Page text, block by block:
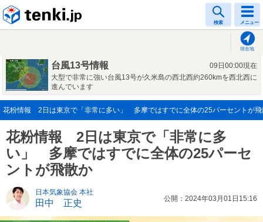
検索 メニュー
現在地
台風13号情報
09日00:00現在
大型で非常に強い台風13号が久米島の西北西約260kmを西北西に
進んでいます
花粉情報 2日は東京で「非常に多い」 多摩ではすでに全体の25パーセントが
花粉情報 2日は東京で「非常に多
い」 多摩ではすでに全体の25パーセ
ントが飛散か
日本気象協会 本社
田中 正史 公開：2024年03月01日15:16